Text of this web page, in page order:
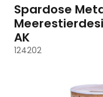
Spardose
AK
124202